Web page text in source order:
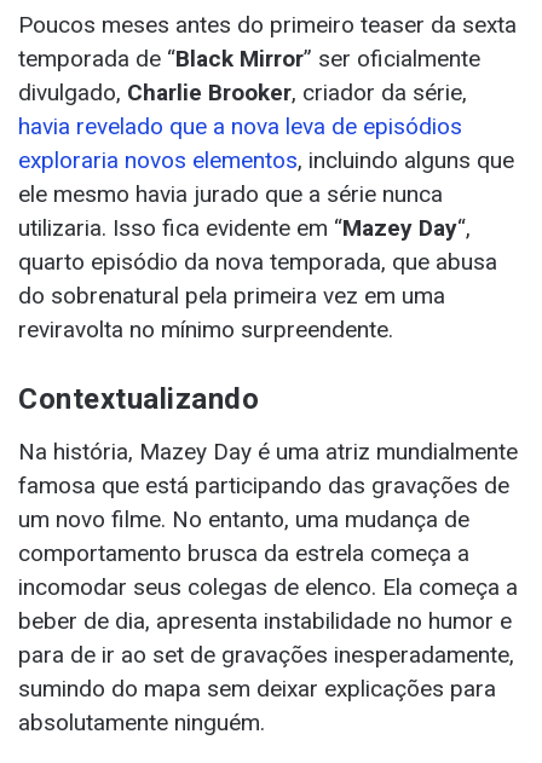
Poucos meses antes do primeiro teaser da sexta
temporada de “Black Mirror” ser oficialmente
divulgado, Charlie Brooker, criador da série,
havia revelado que a nova leva de episódios
exploraria novos elementos, incluindo alguns que
ele mesmo havia jurado que a série nunca
utilizaria. Isso fica evidente em “Mazey Day“,
quarto episódio da nova temporada, que abusa
do sobrenatural pela primeira vez em uma
reviravolta no mínimo surpreendente.
Contextualizando
Na história, Mazey Day é uma atriz mundialmente
famosa que está participando das gravações de
um novo filme. No entanto, uma mudança de
comportamento brusca da estrela começa a
incomodar seus colegas de elenco. Ela começa a
beber de dia, apresenta instabilidade no humor e
para de ir ao set de gravações inesperadamente,
sumindo do mapa sem deixar explicações para
absolutamente ninguém.